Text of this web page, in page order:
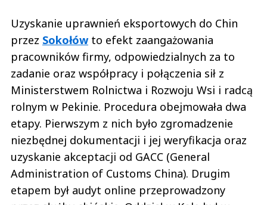
Uzyskanie uprawnień eksportowych do Chin
przez Sokołówto efekt zaangażowania
pracowników firmy, odpowiedzialnych za to
zadanie oraz współpracy i połączenia sił z
Ministerstwem Rolnictwa i Rozwoju Wsi i radcą
rolnym w Pekinie. Procedura obejmowała dwa
etapy. Pierwszym z nich było zgromadzenie
niezbędnej dokumentacji i jej weryfikacja oraz
uzyskanie akceptacji od GACC (General
Administration of Customs China). Drugim
etapem był audyt online przeprowadzony